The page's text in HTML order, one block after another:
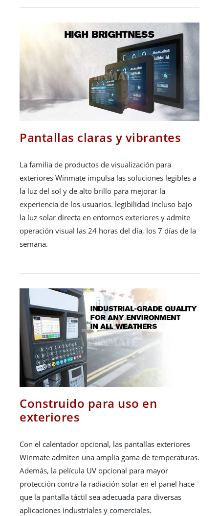
Pantallas claras y vibrantes
La familia de productos de visualización para
exteriores Winmate impulsa las soluciones legibles a
la luz del sol y de alto brillo para mejorar la
experiencia de los usuarios. legibilidad incluso bajo
la luz solar directa en entornos exteriores y admite
operación visual las 24 horas del día, los 7 días de la
semana.
Construido para uso en
exteriores
Con el calentador opcional, las pantallas exteriores
Winmate admiten una amplia gama de temperaturas.
Además, la película UV opcional para mayor
protección contra la radiación solar en el panel hace
que la pantalla táctil sea adecuada para diversas
aplicaciones industriales y comerciales.